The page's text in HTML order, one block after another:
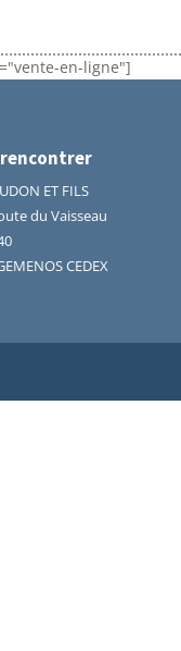
en-ligne"]
rencontrer
ET FILS
du Vaisseau
CEDEX